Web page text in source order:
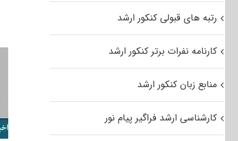
رتبه های قبولی کنکور ارشد
کارنامه نفرات برتر کنکور ارشد
منابع زبان کنکور ارشد
کارشناسی ارشد فراگیر پیام نور